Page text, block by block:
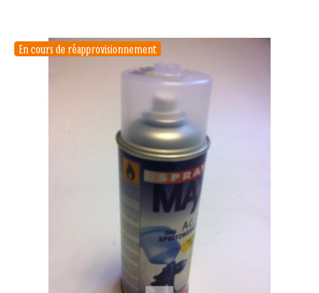
En cours de réapprovisionnement